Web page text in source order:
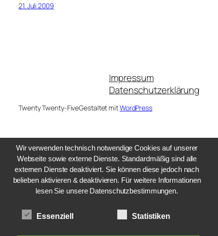
21. Juli 2009
Impressum
Datenschutzerklärung
Twenty Twenty-FiveGestaltet mitWordPress
Wir verwenden technisch notwendige Cookies auf unserer
Webseite sowie externe Dienste. Standardmäßig sind alle
externen Dienste deaktiviert. Sie können diese jedoch nach
belieben aktivieren & deaktivieren. Für weitere Informationen
lesen Sie unsere Datenschutzbestimmungen.
Essenziell Statistiken